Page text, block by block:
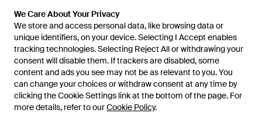
We Care About Your Privacy
We store and access personal data, like browsing data or
unique identifiers, on your device. Selecting I Accept enables
tracking technologies. Selecting Reject All or withdrawing your
consent will disable them. If trackers are disabled, some
content and ads you see may not be as relevant to you. You
can change your choices or withdraw consent at any time by
clicking the Cookie Settings link at the bottom of the page. For
more details, refer to ourCookie Policy.
We Care About Your Privacy
We store and access personal data, like browsing data or
unique identifiers, on your device. Selecting I Accept enables
tracking technologies. Selecting Reject All or withdrawing your
consent will disable them. If trackers are disabled, some
content and ads you see may not be as relevant to you. You
can change your choices or withdraw consent at any time by
clicking the Cookie Settings link at the bottom of the page. For
more details, refer to ourCookie Policy.
315 €
MSGM
Camicia Con Ricamo - Blu
Da FARFETCH
120 €
MSGM
T-Shirt Con Applicazione Logo -
Bianco
DaFARFETCH